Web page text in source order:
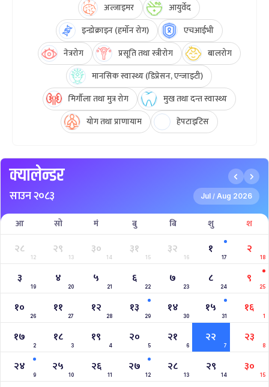
अल्जाइमर
आयुर्वेद
इन्डोक्राइन (हर्मोन रोग)
एचआईभी
नेत्ररोग
प्रसूति तथा स्त्रीरोग
बालरोग
मानसिक स्वास्थ्य (डिप्रेसन, एन्जाइटी)
मिर्गौला तथा मुत्र रोग
मुख तथा दन्त स्वास्थ्य
योग तथा प्राणायाम
हेपटाइटिस
क्यालेन्डर
साउन २०८३ Jul / Aug 2026
आ सो मं बु बि शु श
२८
12
२९
13
३०
14
३१
15
३२
16
१
17
२
18
३
19
४
20
५
21
६
22
७
23
८
24
९
25
१०
26
११
27
१२
28
१३
29
१४
30
१५
31
१६
1
१७
2
१८
3
१९
4
२०
5
२१
6
२२
7
२३
8
२४
9
२५
10
२६
11
२७
12
२८
13
२९
14
३०
15